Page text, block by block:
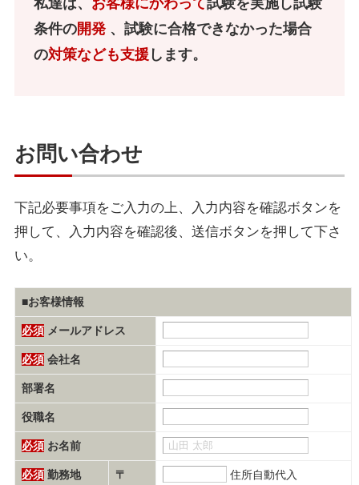
条件の開発、試験に合格できなかった場合
の対策なども支援 します。
お問い合わせ
下記必要事項をご入力の上、入力内容を確認ボタンを
押して、入力内容を確認後、送信ボタンを押して下さ
い。
■お客様情報
必須メールアドレス
必須会社名
部署名
役職名
必須お名前
必須勤務地 〒 住所自動代入